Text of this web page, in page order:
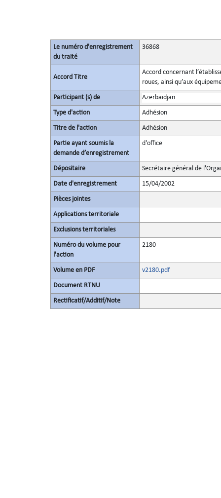
Le numéro d'enregistrement
du traité
36868
Accord Titre
Accord concernant
roues, ainsi qu’aux
Participant (s) de Azerbaïdjan
Type d'action Adhésion
Titre de l'action Adhésion
Partie ayant soumis la
demande d’enregistrement
d'office
Dépositaire Secrétaire général de
Date d'enregistrement 15/04/2002
Pièces jointes
Applications territoriale
Exclusions territoriales
Numéro du volume pour
l'action
2180
Volume en PDF v2180.pdf
Document RTNU
Rectificatif/Additif/Note